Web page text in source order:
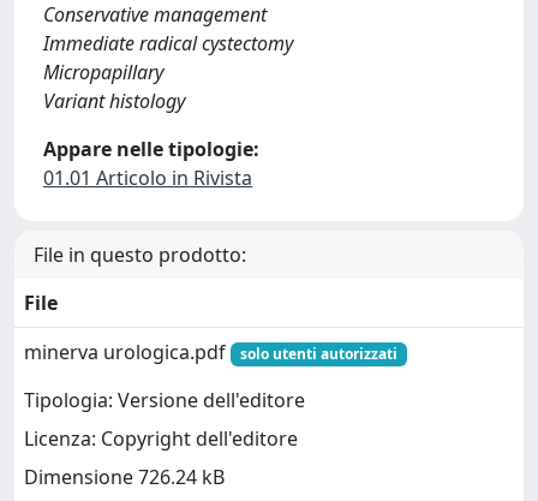
Conservative management
Immediate radical cystectomy
Micropapillary
Variant histology
Appare nelle tipologie:
01.01 Articolo in Rivista
File in questo prodotto:
File
minerva urologica.pdf
solo utenti autorizzati
Tipologia: Versione dell'editore
Licenza: Copyright dell'editore
Dimensione 726.24 kB